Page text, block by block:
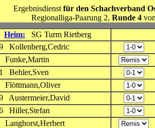
Ergebnisdienst für den Schachverband
Regionalliga-Paarung 2, Runde 4
Heim:
SG Turm Rietberg
Kollenberg,Cedric
Funke,Martin
Behler,Sven
Flöttmann,Oliver
Austermeier,David
Hiller,Stefan